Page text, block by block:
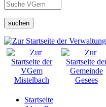
suchen
Startseite